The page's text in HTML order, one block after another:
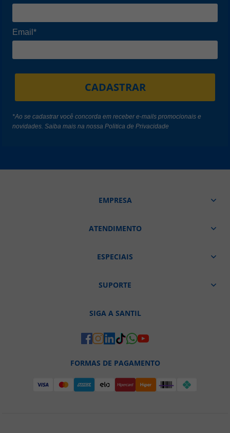
Email*
CADASTRAR
*Ao se cadastrar você concorda em receber e-mails promocionais e
novidades. Saiba mais na nossaPolitica de Privacidade
EMPRESA
ATENDIMENTO
ESPECIAIS
SUPORTE
SIGA A SANTIL
FORMAS DE PAGAMENTO